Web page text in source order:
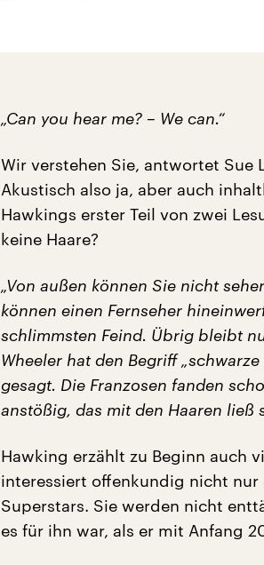
„Can you hear me? – We can.“
Wir verstehen Sie, antwortet Sue
Akustisch also ja, aber auch
Hawkings erster Teil von zwei
keine Haare?
„Von außen können Sie nicht
können einen Fernseher
schlimmsten Feind. Übrig bleibt
Wheeler hat den Begriff
gesagt. Die Franzosen fanden
anstößig, das mit den Haaren ließ
Hawking erzählt zu Beginn auch
interessiert offenkundig nicht nur
Superstars. Sie werden nicht
es für ihn war, als er mit Anfang